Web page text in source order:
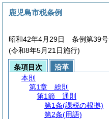
鹿児島市税条例
昭和42年4月29日 条例第39号
(令和8年5月21日施行)
条項目次
沿革
本則
第1章
総則
第1節
通則
第1条(課税の根拠)
第2条(用語)